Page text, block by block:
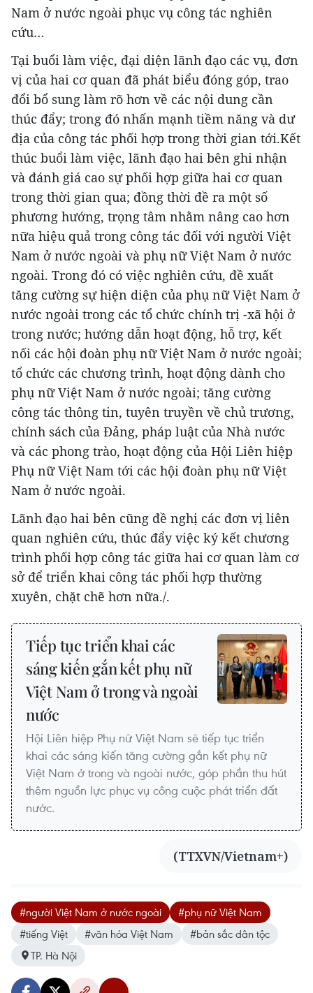
Nam ở nước ngoài phục vụ công tác nghiên
cứu…
Tại buổi làm việc, đại diện lãnh đạo các vụ, đơn
vị của hai cơ quan đã phát biểu đóng góp, trao
đổi bổ sung làm rõ hơn về các nội dung cần
thúc đẩy; trong đó nhấn mạnh tiềm năng và dư
địa của công tác phối hợp trong thời gian tới.Kết
thúc buổi làm việc, lãnh đạo hai bên ghi nhận
và đánh giá cao sự phối hợp giữa hai cơ quan
trong thời gian qua; đồng thời đề ra một số
phương hướng, trọng tâm nhằm nâng cao hơn
nữa hiệu quả trong công tác đối với người Việt
Nam ở nước ngoài và phụ nữ Việt Nam ở nước
ngoài. Trong đó có việc nghiên cứu, đề xuất
tăng cường sự hiện diện của phụ nữ Việt Nam ở
nước ngoài trong các tổ chức chính trị -xã hội ở
trong nước; hướng dẫn hoạt động, hỗ trợ, kết
nối các hội đoàn phụ nữ Việt Nam ở nước ngoài;
tổ chức các chương trình, hoạt động dành cho
phụ nữ Việt Nam ở nước ngoài; tăng cường
công tác thông tin, tuyên truyền về chủ trương,
chính sách của Đảng, pháp luật của Nhà nước
và các phong trào, hoạt động của Hội Liên hiệp
Phụ nữ Việt Nam tới các hội đoàn phụ nữ Việt
Nam ở nước ngoài.
Lãnh đạo hai bên cũng đề nghị các đơn vị liên
quan nghiên cứu, thúc đẩy việc ký kết chương
trình phối hợp công tác giữa hai cơ quan làm cơ
sở để triển khai công tác phối hợp thường
xuyên, chặt chẽ hơn nữa./.
Tiếp tục triển khai các
sáng kiến gắn kết phụ nữ
Việt Nam ở trong và ngoài
nước
Hội Liên hiệp Phụ nữ Việt Nam sẽ tiếp tục triển
khai các sáng kiến tăng cường gắn kết phụ nữ
Việt Nam ở trong và ngoài nước, góp phần thu hút
thêm nguồn lực phục vụ công cuộc phát triển đất
nước.
(TTXVN/Vietnam+)
#người Việt Nam ở nước ngoài
#phụ nữ Việt Nam
#tiếng Việt
#văn hóa Việt Nam
#bản sắc dân tộc
TP. Hà Nội